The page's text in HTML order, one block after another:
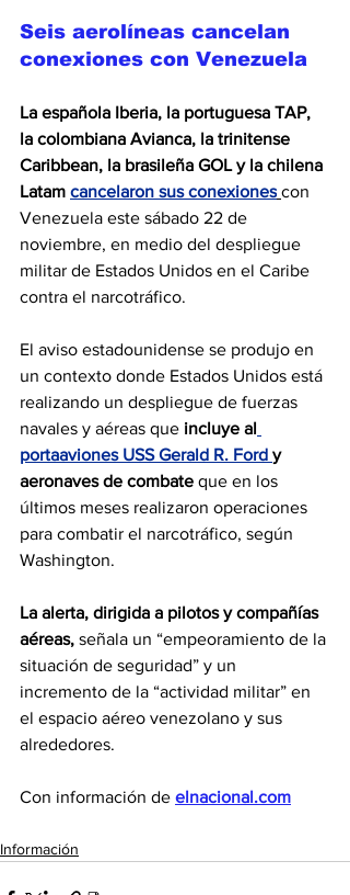
Seis aerolíneas cancelan
conexiones con Venezuela
La española Iberia, la portuguesa TAP,
la colombiana Avianca, la trinitense
Caribbean, la brasileña GOL y la chilena
Latam cancelaron sus conexiones con
Venezuela este sábado 22 de
noviembre, en medio del despliegue
militar de Estados Unidos en el Caribe
contra el narcotráfico.
El aviso estadounidense se produjo en
un contexto donde Estados Unidos está
realizando un despliegue de fuerzas
navales y aéreas que incluye al
portaaviones USS Gerald R. Ford y
aeronaves de combate que en los
últimos meses realizaron operaciones
para combatir el narcotráfico, según
Washington.
La alerta, dirigida a pilotos y compañías
aéreas, señala un “empeoramiento de la
situación de seguridad” y un
incremento de la “actividad militar” en
el espacio aéreo venezolano y sus
alrededores.
Con información de elnacional.com
Información